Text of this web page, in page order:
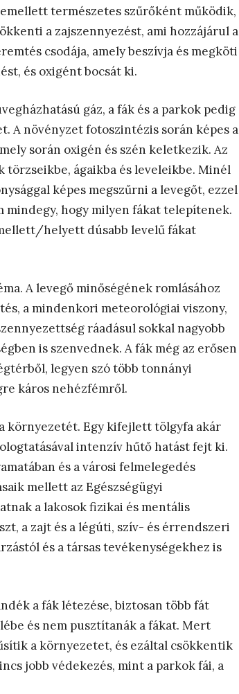
természetes szűrőként működik,
a zajszennyezést, ami hozzájárul a
csodája, amely beszívja és megköti
és oxigént bocsát ki.
gáz, a fák és a parkok pedig
A növényzet fotoszintézis során képes a
során oxigén és szén keletkezik. Az
ágaikba és leveleikbe. Minél
képes megszűrni a levegőt, ezzel
mindegy, hogy milyen fákat telepítenek.
helyett dúsabb levelű fákat
A levegő minőségének romlásához
a mindenkori meteorológiai viszony,
ráadásul sokkal nagyobb
is szenvednek. A fák még az erősen
legyen szó több tonnányi
káros nehézfémről.
környezetét. Egy kifejlett tölgyfa akár
intenzív hűtő hatást fejt ki.
és a városi felmelegedés
mellett az Egészségügyi
a lakosok fizikai és mentális
a zajt és a légúti, szív- és érrendszeri
és a társas tevékenységekhez is
a fák létezése, biztosan több fát
és nem pusztítanák a fákat. Mert
a környezetet, és ezáltal csökkentik
jobb védekezés, mint a parkok fái, a